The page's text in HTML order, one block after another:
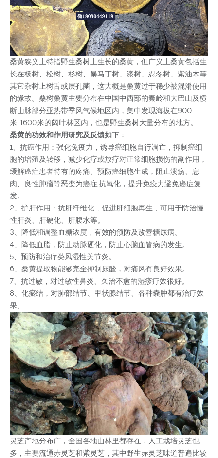
桑黄狭义上特指野生桑树上生长的桑黄，但广义上桑黄包括生
长在杨树、松树、杉树、暴马丁树、漆树、忍冬树、紫油木等
其它杂树上树舌或层孔菌，这大概是桑黄过于稀少被混淆使用
的缘故。桑树桑黄主要分布在中国中西部的秦岭和大巴山及横
断山脉部分亚热带季风气候地区内，集中发现海拔在900
米-1600米的阔叶林区内，也是野生桑树大量分布的地方。
桑黄的功效和作用研究及反馈如下 ：
1、抗癌作用：强化免疫力，诱导癌细胞自行凋亡，抑制癌细
胞的增殖及转移，减少化疗或放疗对正常细胞损伤的副作用，
缓解癌症患者特有的疼痛。预防癌细胞生成，阻止溃疡、息
肉、良性肿瘤等恶变为癌症,抗氧化，提升免疫力避免癌症复
发。
2、护肝作用：抗肝纤维化，促进肝细胞再生，可用于防治慢
性肝炎、肝硬化、肝腹水等。
3、降低和调整血糖浓度，有效的预防及改善糖尿病。
4、降低血脂，防止动脉硬化，防止心脑血管病的发生。
5、预防和治疗类风湿性关节炎。
6、桑黄提取物能够完全抑制尿酸，对痛风有良好效果。
7、抗过敏，对过敏性鼻炎、久治不愈的湿疹疗效很好。
8、化瘀结，对肺部结节、甲状腺结节、各种囊肿都有治疗效
果。
灵芝产地分布广，全国各地山林里都存在，人工栽培灵芝也
多，主要流通赤灵芝和紫灵芝，其中野生赤灵芝味道普遍比较